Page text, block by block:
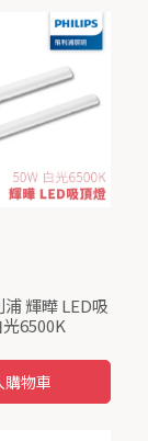
輝曄 LED吸
6500K
購物車